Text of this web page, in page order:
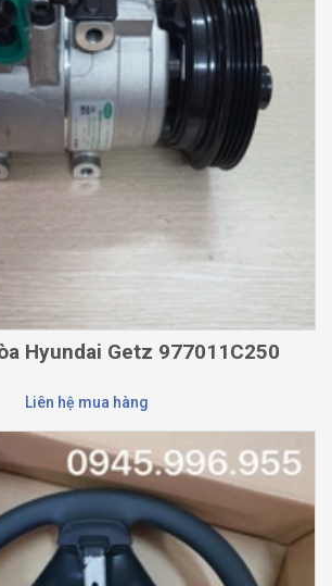
Hyundai Getz 977011C250
Liên hệ mua hàng